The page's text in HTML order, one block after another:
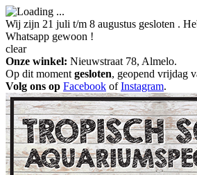
Wij zijn 21 juli t/m 8 augustus gesloten .
Whatsapp gewoon !
clear
Onze winkel: Nieuwstraat 78, Almelo.
Op dit moment gesloten, geopend vrijdag
Volg ons op Facebook ofInstagram.